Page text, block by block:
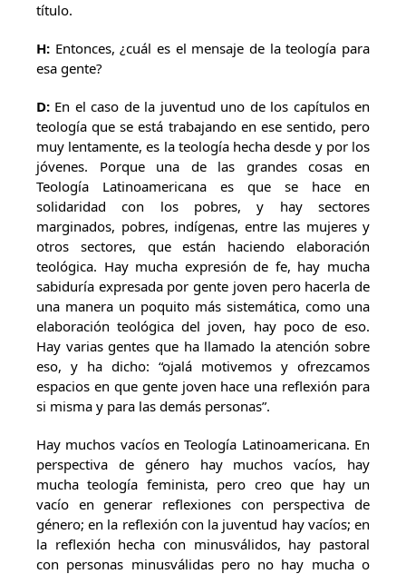
título.
H: Entonces, ¿cuál es el mensaje de la teología para
esa gente?
D: En el caso de la juventud uno de los capítulos en
teología que se está trabajando en ese sentido, pero
muy lentamente, es la teología hecha desde y por los
jóvenes. Porque una de las grandes cosas en
Teología Latinoamericana es que se hace en
solidaridad con los pobres, y hay sectores
marginados, pobres, indígenas, entre las mujeres y
otros sectores, que están haciendo elaboración
teológica. Hay mucha expresión de fe, hay mucha
sabiduría expresada por gente joven pero hacerla de
una manera un poquito más sistemática, como una
elaboración teológica del joven, hay poco de eso.
Hay varias gentes que ha llamado la atención sobre
eso, y ha dicho: “ojalá motivemos y ofrezcamos
espacios en que gente joven hace una reflexión para
si misma y para las demás personas”.
Hay muchos vacíos en Teología Latinoamericana. En
perspectiva de género hay muchos vacíos, hay
mucha teología feminista, pero creo que hay un
vacío en generar reflexiones con perspectiva de
género; en la reflexión con la juventud hay vacíos; en
la reflexión hecha con minusválidos, hay pastoral
con personas minusválidas pero no hay mucha o